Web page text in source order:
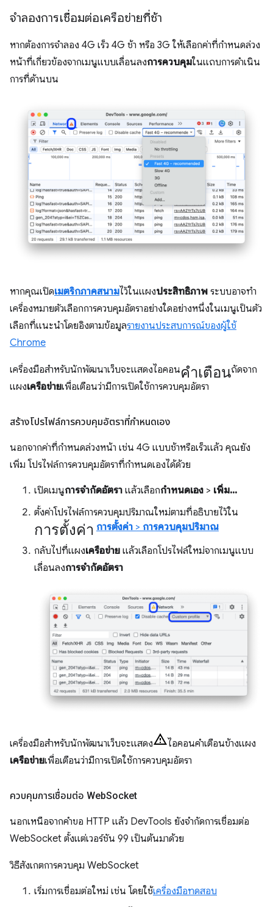
จำลองการเชื่อมต่อเครือข่ายที่ช้า
หากต้องการจำลอง 4G เร็ว 4G ช้า หรือ 3G ให้เลือกค่าที่กำหนดล่วง
หน้าที่เกี่ยวข้องจากเมนูแบบเลื่อนลงการควบคุมในแถบการดำเนิน
การที่ด้านบน
หากคุณเปิดเมตริกภาคสนามไว้ในแผงประสิทธิภาพ ระบบอาจทำ
เครื่องหมายตัวเลือกการควบคุมอัตราอย่างใดอย่างหนึ่งในเมนูเป็นตัว
เลือกที่แนะนำโดยอิงตามข้อมูลรายงานประสบการณ์ของผู้ใช้
Chrome
เครื่องมือสำหรับนักพัฒนาเว็บจะแสดงไอคอนคำเตือนถัดจาก
แผงเครือข่ายเพื่อเตือนว่ามีการเปิดใช้การควบคุมอัตรา
สร้างโปรไฟล์การควบคุมอัตราที่กำหนดเอง
นอกจากค่าที่กำหนดล่วงหน้า เช่น 4G แบบช้าหรือเร็วแล้ว คุณยัง
เพิ่ม โปรไฟล์การควบคุมอัตราที่กำหนดเองได้ด้วย
เปิดเมนูการจำกัดอัตรา แล้วเลือกกำหนดเอง > เพิ่ม...
ตั้งค่าโปรไฟล์การควบคุมปริมาณใหม่ตามที่อธิบายไว้ใน
การตั้งค่า การตั้งค่า > การควบคุมปริมาณ
กลับไปที่แผงเครือข่าย แล้วเลือกโปรไฟล์ใหม่จากเมนูแบบ
เลื่อนลงการจำกัดอัตรา
เครื่องมือสำหรับนักพัฒนาเว็บจะแสดง
ไอคอนคำเตือนข้างแผง
เครือข่ายเพื่อเตือนว่ามีการเปิดใช้การควบคุมอัตรา
ควบคุมการเชื่อมต่อ WebSocket
นอกเหนือจากคำขอ HTTP แล้ว DevTools ยังจำกัดการเชื่อมต่อ
WebSocket ตั้งแต่เวอร์ชัน 99 เป็นต้นมาด้วย
วิธีสังเกตการควบคุม WebSocket
เริ่มการเชื่อมต่อใหม่ เช่น โดยใช้เครื่องมือทดสอบ